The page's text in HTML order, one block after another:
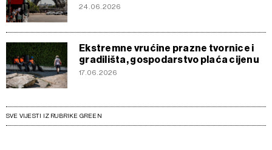
24.06.2026
Ekstremne vrućine prazne tvornice i
gradilišta, gospodarstvo plaća cijenu
17.06.2026
SVE VIJESTI IZ RUBRIKE GREEN